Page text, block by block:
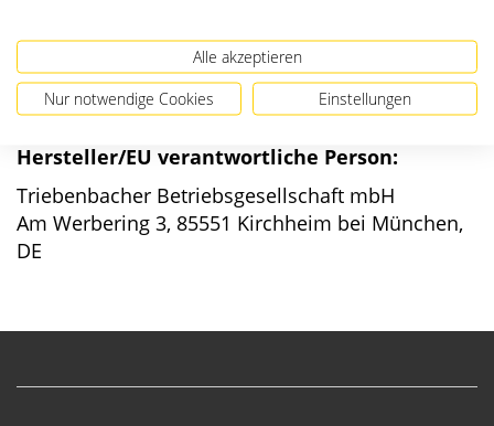
Angaben zur Produktsicherheit
Hersteller/EU verantwortliche Person:
Triebenbacher Betriebsgesellschaft mbH
Am Werbering 3, 85551 Kirchheim bei München,
DE
Alle akzeptieren
Nur notwendige Cookies Einstellungen